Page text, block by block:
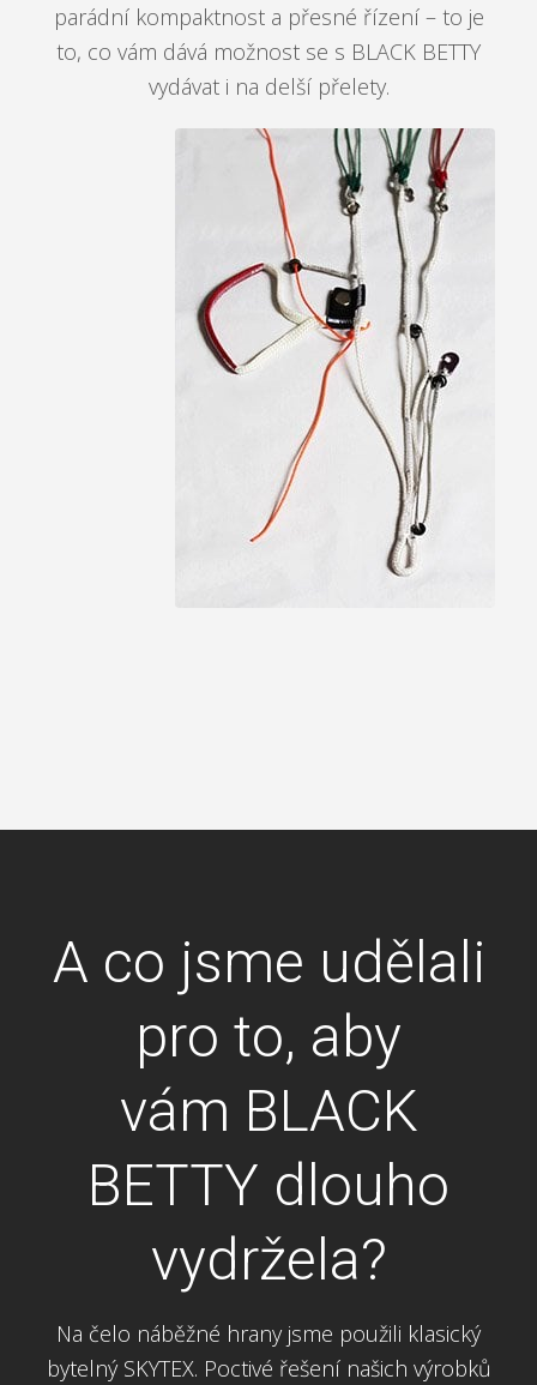
parádní kompaktnost a přesné řízení – to je
to, co vám dává možnost se s BLACK BETTY
vydávat i na delší přelety.
A co jsme udělali
pro to, aby
vám BLACK
BETTY dlouho
vydržela?
Na čelo náběžné hrany jsme použili klasický
bytelný SKYTEX. Poctivé řešení našich výrobků